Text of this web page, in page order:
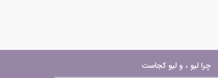
چرا لیو ، و لیو کجاست